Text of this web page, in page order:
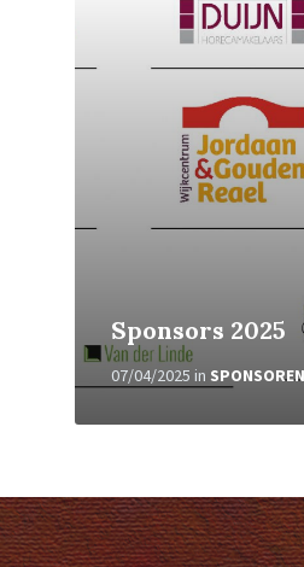
Sponsors 2025
07/04/2025 in SPONSOREN